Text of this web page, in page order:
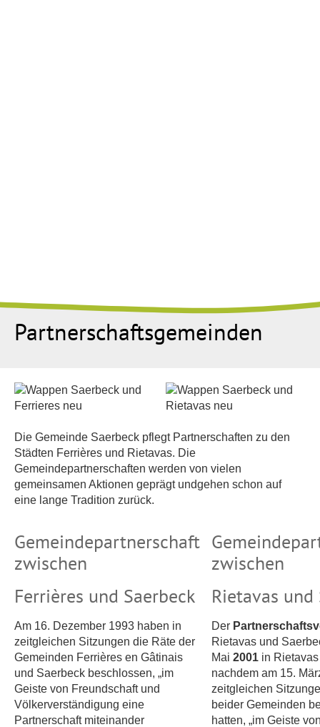
Partnerschaftsgemeinden
Die Gemeinde Saerbeck pflegt Partnerschaften zu den
Städten Ferrières und Rietavas. Die
Gemeindepartnerschaften werden von vielen
gemeinsamen Aktionen geprägt undgehen schon auf
eine lange Tradition zurück.
Gemeindepartnerschaft
zwischen
Ferrières und Saerbeck
Am 16. Dezember 1993 haben in
zeitgleichen Sitzungen die Räte der
Gemeinden Ferrières en Gâtinais
und Saerbeck beschlossen, „im
Geiste von Freundschaft und
Völkerverständigung eine
Partnerschaft miteinander
zwischen
Rietavas und
Der
Rietavas und
Mai 2001 in
nachdem am 15.
zeitgleichen
beider Gemeinden
hatten, „im Geiste